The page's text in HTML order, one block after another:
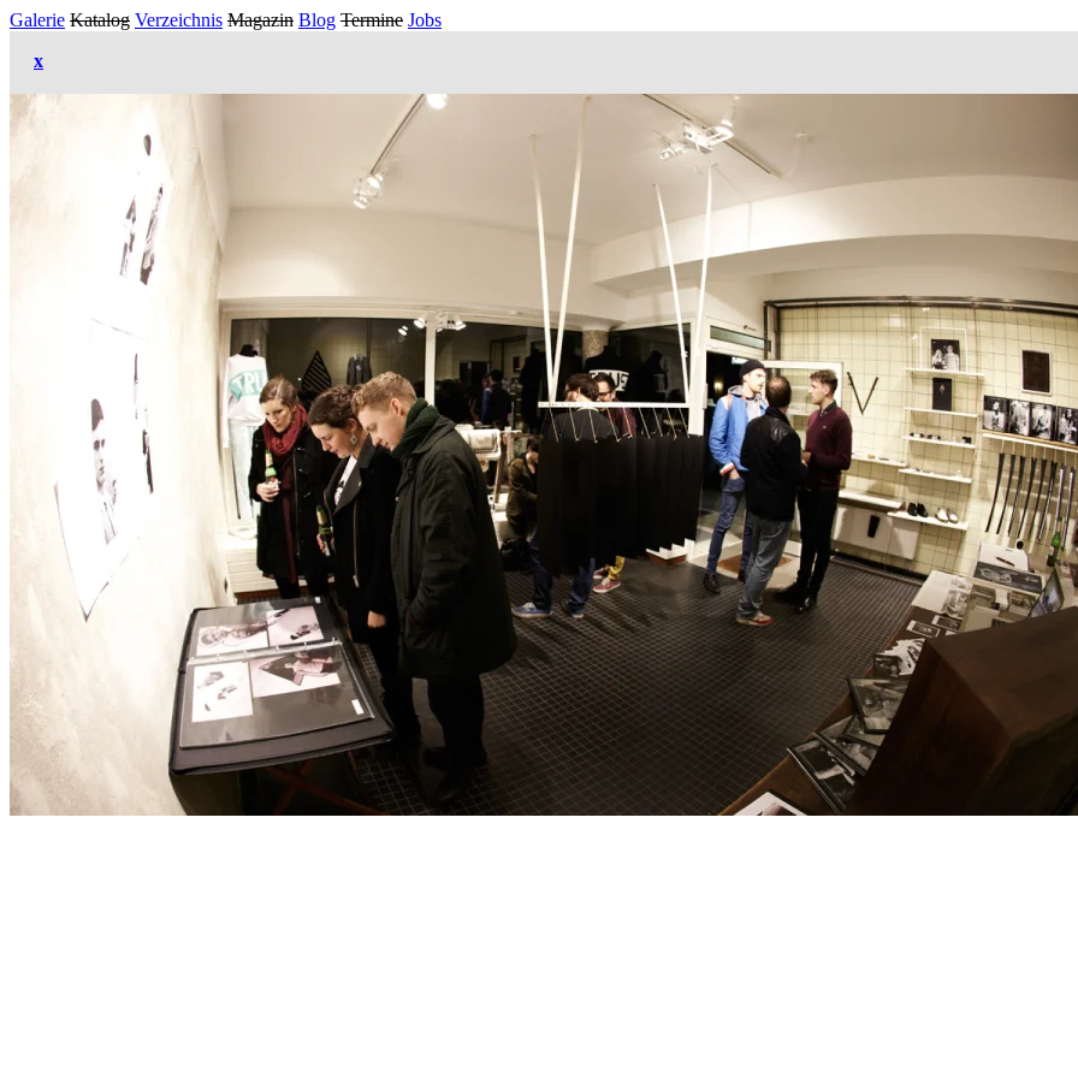
Galerie Katalog Verzeichnis Magazin Blog Termine Jobs
x